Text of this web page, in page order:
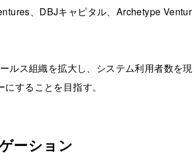
、DBJキャピタル、Archetype Ventur
ルス組織を拡大し、システム利用者数を現
することを目指す。
ーション